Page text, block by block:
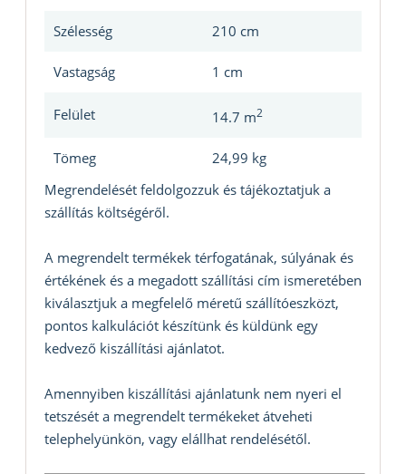
Szélesség 210 cm
Vastagság 1 cm
Felület 14.7 m2
Tömeg
24,99 kg
Megrendelését feldolgozzuk és tájékoztatjuk a
szállítás költségéről.
A megrendelt termékek térfogatának, súlyának és
értékének és a megadott szállítási cím ismeretében
kiválasztjuk a megfelelő méretű szállítóeszközt,
pontos kalkulációt készítünk és küldünk egy
kedvező kiszállítási ajánlatot.
Amennyiben kiszállítási ajánlatunk nem nyeri el
tetszését a megrendelt termékeket átveheti
telephelyünkön, vagy elállhat rendelésétől.